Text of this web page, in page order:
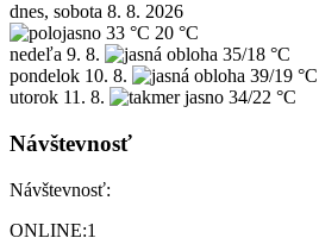
dnes, sobota 8. 8. 2026
33 °C 20 °C
nedeľa 9. 8.
35/18 °C
pondelok 10. 8.
39/19 °C
utorok 11. 8. 34/22 °C
Návštevnosť
Návštevnosť:
ONLINE:1